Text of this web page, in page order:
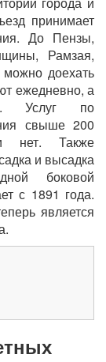
принимает
До Пензы,
Рамзая,
доехать
ежедневно, а
Услуг по
свыше 200
нет. Также
и высадка
боковой
с 1891 года.
является